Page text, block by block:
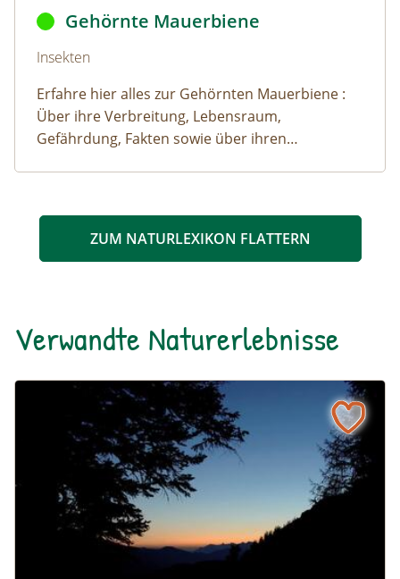
Naturlexikon: Gehörnte Mauerbiene
Gehörnte Mauerbiene
Insekten
Erfahre hier alles zur Gehörnten Mauerbiene :
Über ihre Verbreitung, Lebensraum,
Gefährdung, Fakten sowie über ihren
ZUM NATURLEXIKON FLATTERN
Verwandte Naturerlebnisse